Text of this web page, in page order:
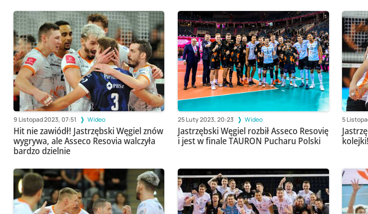
9 Listopad 2023, 07:51 Wideo
Hit nie zawiódł! Jastrzębski Węgiel znów
wygrywa, ale Asseco Resovia walczyła
bardzo dzielnie
25 Luty 2023, 20:23 Wideo
Jastrzębski Węgiel rozbił Asseco Resovię
i jest w finale TAURON Pucharu Polski
5
kolejki!